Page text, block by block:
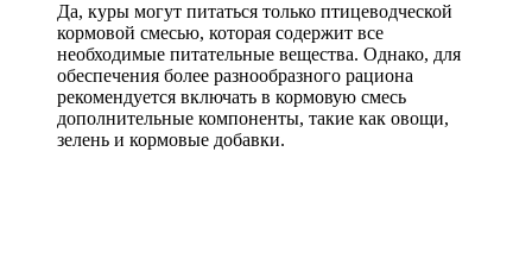
Да, куры могут питаться только птицеводческой
кормовой смесью, которая содержит все
необходимые питательные вещества. Однако, для
обеспечения более разнообразного рациона
рекомендуется включать в кормовую смесь
дополнительные компоненты, такие как овощи,
зелень и кормовые добавки.